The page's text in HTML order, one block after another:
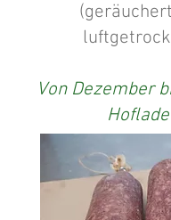
Von Dezember